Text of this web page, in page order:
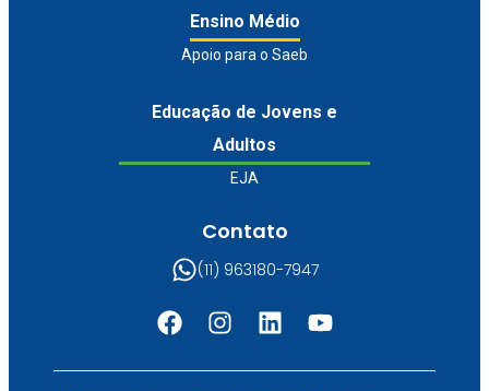
Ensino Médio
Apoio para o Saeb
Educação de Jovens e
Adultos
EJA
Contato
(11) 963180-7947